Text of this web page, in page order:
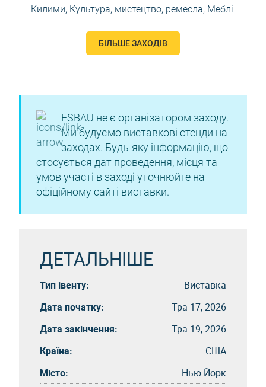
Килими, Культура, мистецтво, ремесла, Меблі
БІЛЬШЕ ЗАХОДІВ
ESBAU не є організатором заходу.
Ми будуємо виставкові стенди на
заходах. Будь-яку інформацію, що
стосується дат проведення, місця та
умов участі в заході уточнюйте на
офіційному сайті виставки.
ДЕТАЛЬНІШЕ
Тип івенту:
Виставка
Дата початку:
Тра 17, 2026
Дата закінчення:
Тра 19, 2026
Країна:
США
Місто:
Нью Йорк